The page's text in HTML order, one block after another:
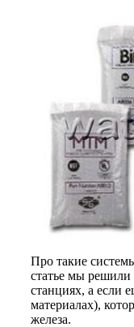
Про такие
статье мы решили
станциях, а если
материалах),
железа.